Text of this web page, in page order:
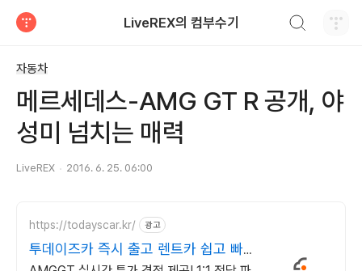
LiveREX의 컴부수기
자동차
메르세데스-AMG GT R 공개, 야
성미 넘치는 매력
LiveREX 2016. 6. 25. 06:00
https://todayscar.kr/ 광고
투데이즈카 즉시 출고 렌트카 쉽고 빠